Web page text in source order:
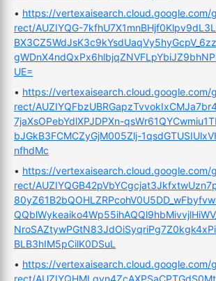
• https://vertexaisearch.cloud.google.com/
rect/AUZIYQG-
UE=
• https://vertexaisearch.cloud.google.com/
rect/
7jaXsOPebYdlXPJDPXn-
bJGkB3FCMCZyGjM005Zlj-
nfhdMc
• https://vertexaisearch.cloud.google.com/
rect/
BLB3hIM5pCilK0DSuL
• https://vertexaisearch.cloud.google.com/
rect/